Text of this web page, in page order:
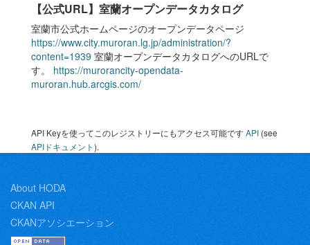
【公式URL】室蘭オープンデータカタログ
室蘭市公式ホームページのオープンデータページ
https://www.city.muroran.lg.jp/administration/?
content=1939 室蘭オープンデータカタログへのURLで
す。 https://murorancity-opendata-
muroran.hub.arcgis.com/
API Keyを使ってこのレジストリーにもアクセス可能ですAPI (see
APIドキュメント).
About HODA
CKAN API
CKANアソシエーション